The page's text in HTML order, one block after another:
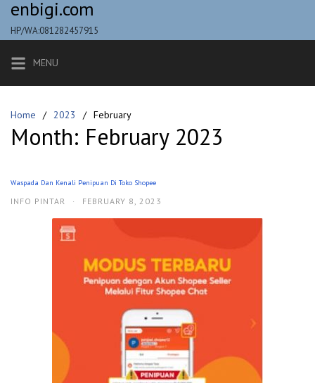
Skip
content
enbigi.com
HP/WA:081282457915
MENU
Home 2023 February
Month: February 2023
Waspada Dan Kenali Penipuan Di Toko Shopee
INFO PINTAR · FEBRUARY 8, 2023